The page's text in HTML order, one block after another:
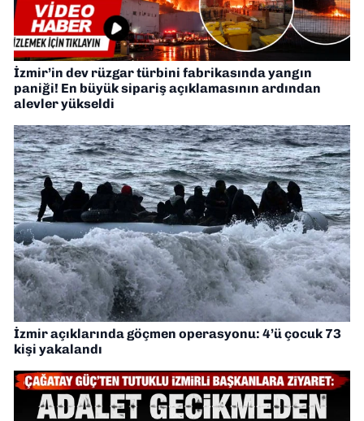
İzmir’in dev rüzgar türbini fabrikasında yangın
paniği! En büyük sipariş açıklamasının ardından
alevler yükseldi
İzmir açıklarında göçmen operasyonu: 4’ü çocuk 73
kişi yakalandı